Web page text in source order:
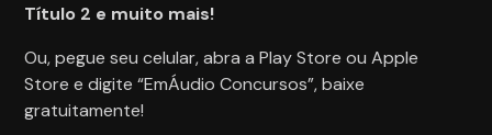
Título 2 e muito mais!
Ou, pegue seu celular, abra a Play Store ou Apple
Store e digite “EmÁudio Concursos”, baixe
gratuitamente!